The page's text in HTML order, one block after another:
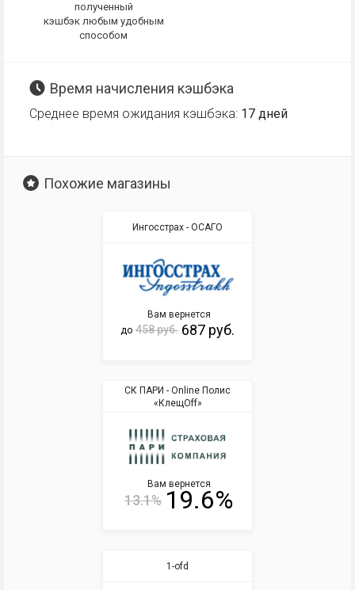
полученный
кэшбэк любым удобным
способом
Время начисления кэшбэка
Среднее время ожидания кэшбэка: 17 дней
Похожие магазины
Ингосстрах - ОСАГО
Вам вернется
до 458 руб. 687 руб.
СК ПАРИ - Online Полис
«КлещOff»
Вам вернется
13.1% 19.6%
1-ofd